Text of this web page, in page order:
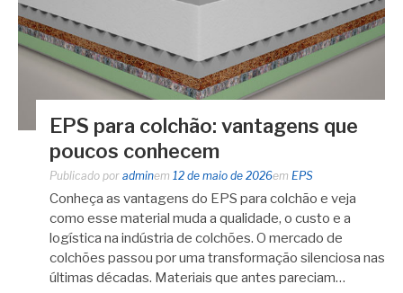
EPS para colchão: vantagens que
poucos conhecem
Publicado por adminem 12 de maio de 2026em EPS
Conheça as vantagens do EPS para colchão e veja
como esse material muda a qualidade, o custo e a
logística na indústria de colchões. O mercado de
colchões passou por uma transformação silenciosa nas
últimas décadas. Materiais que antes pareciam…